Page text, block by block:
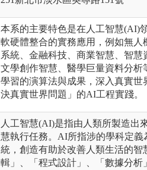
本系的主要特色是在人工智慧(AI)
軟硬體整合的實務應用，例如無
系統、金融科技、商業智慧、智慧
文學創作智慧、醫學巨量資料分
學習的演算法與成果，深入真實
決真實世界問題」的AI工程實踐。
人工智慧(AI)是指由人類所製造出
慧執行任務。AI所指涉的學科定
統，創造有助於改善人類生活的
輯」、「程式設計」、「數據分